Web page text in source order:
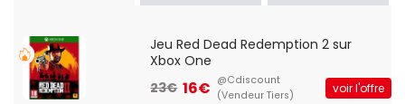
Jeu Red Dead Redemption 2 sur
Xbox One
23€ 16€ @Cdiscount
(Vendeur Tiers)
voir l'offre